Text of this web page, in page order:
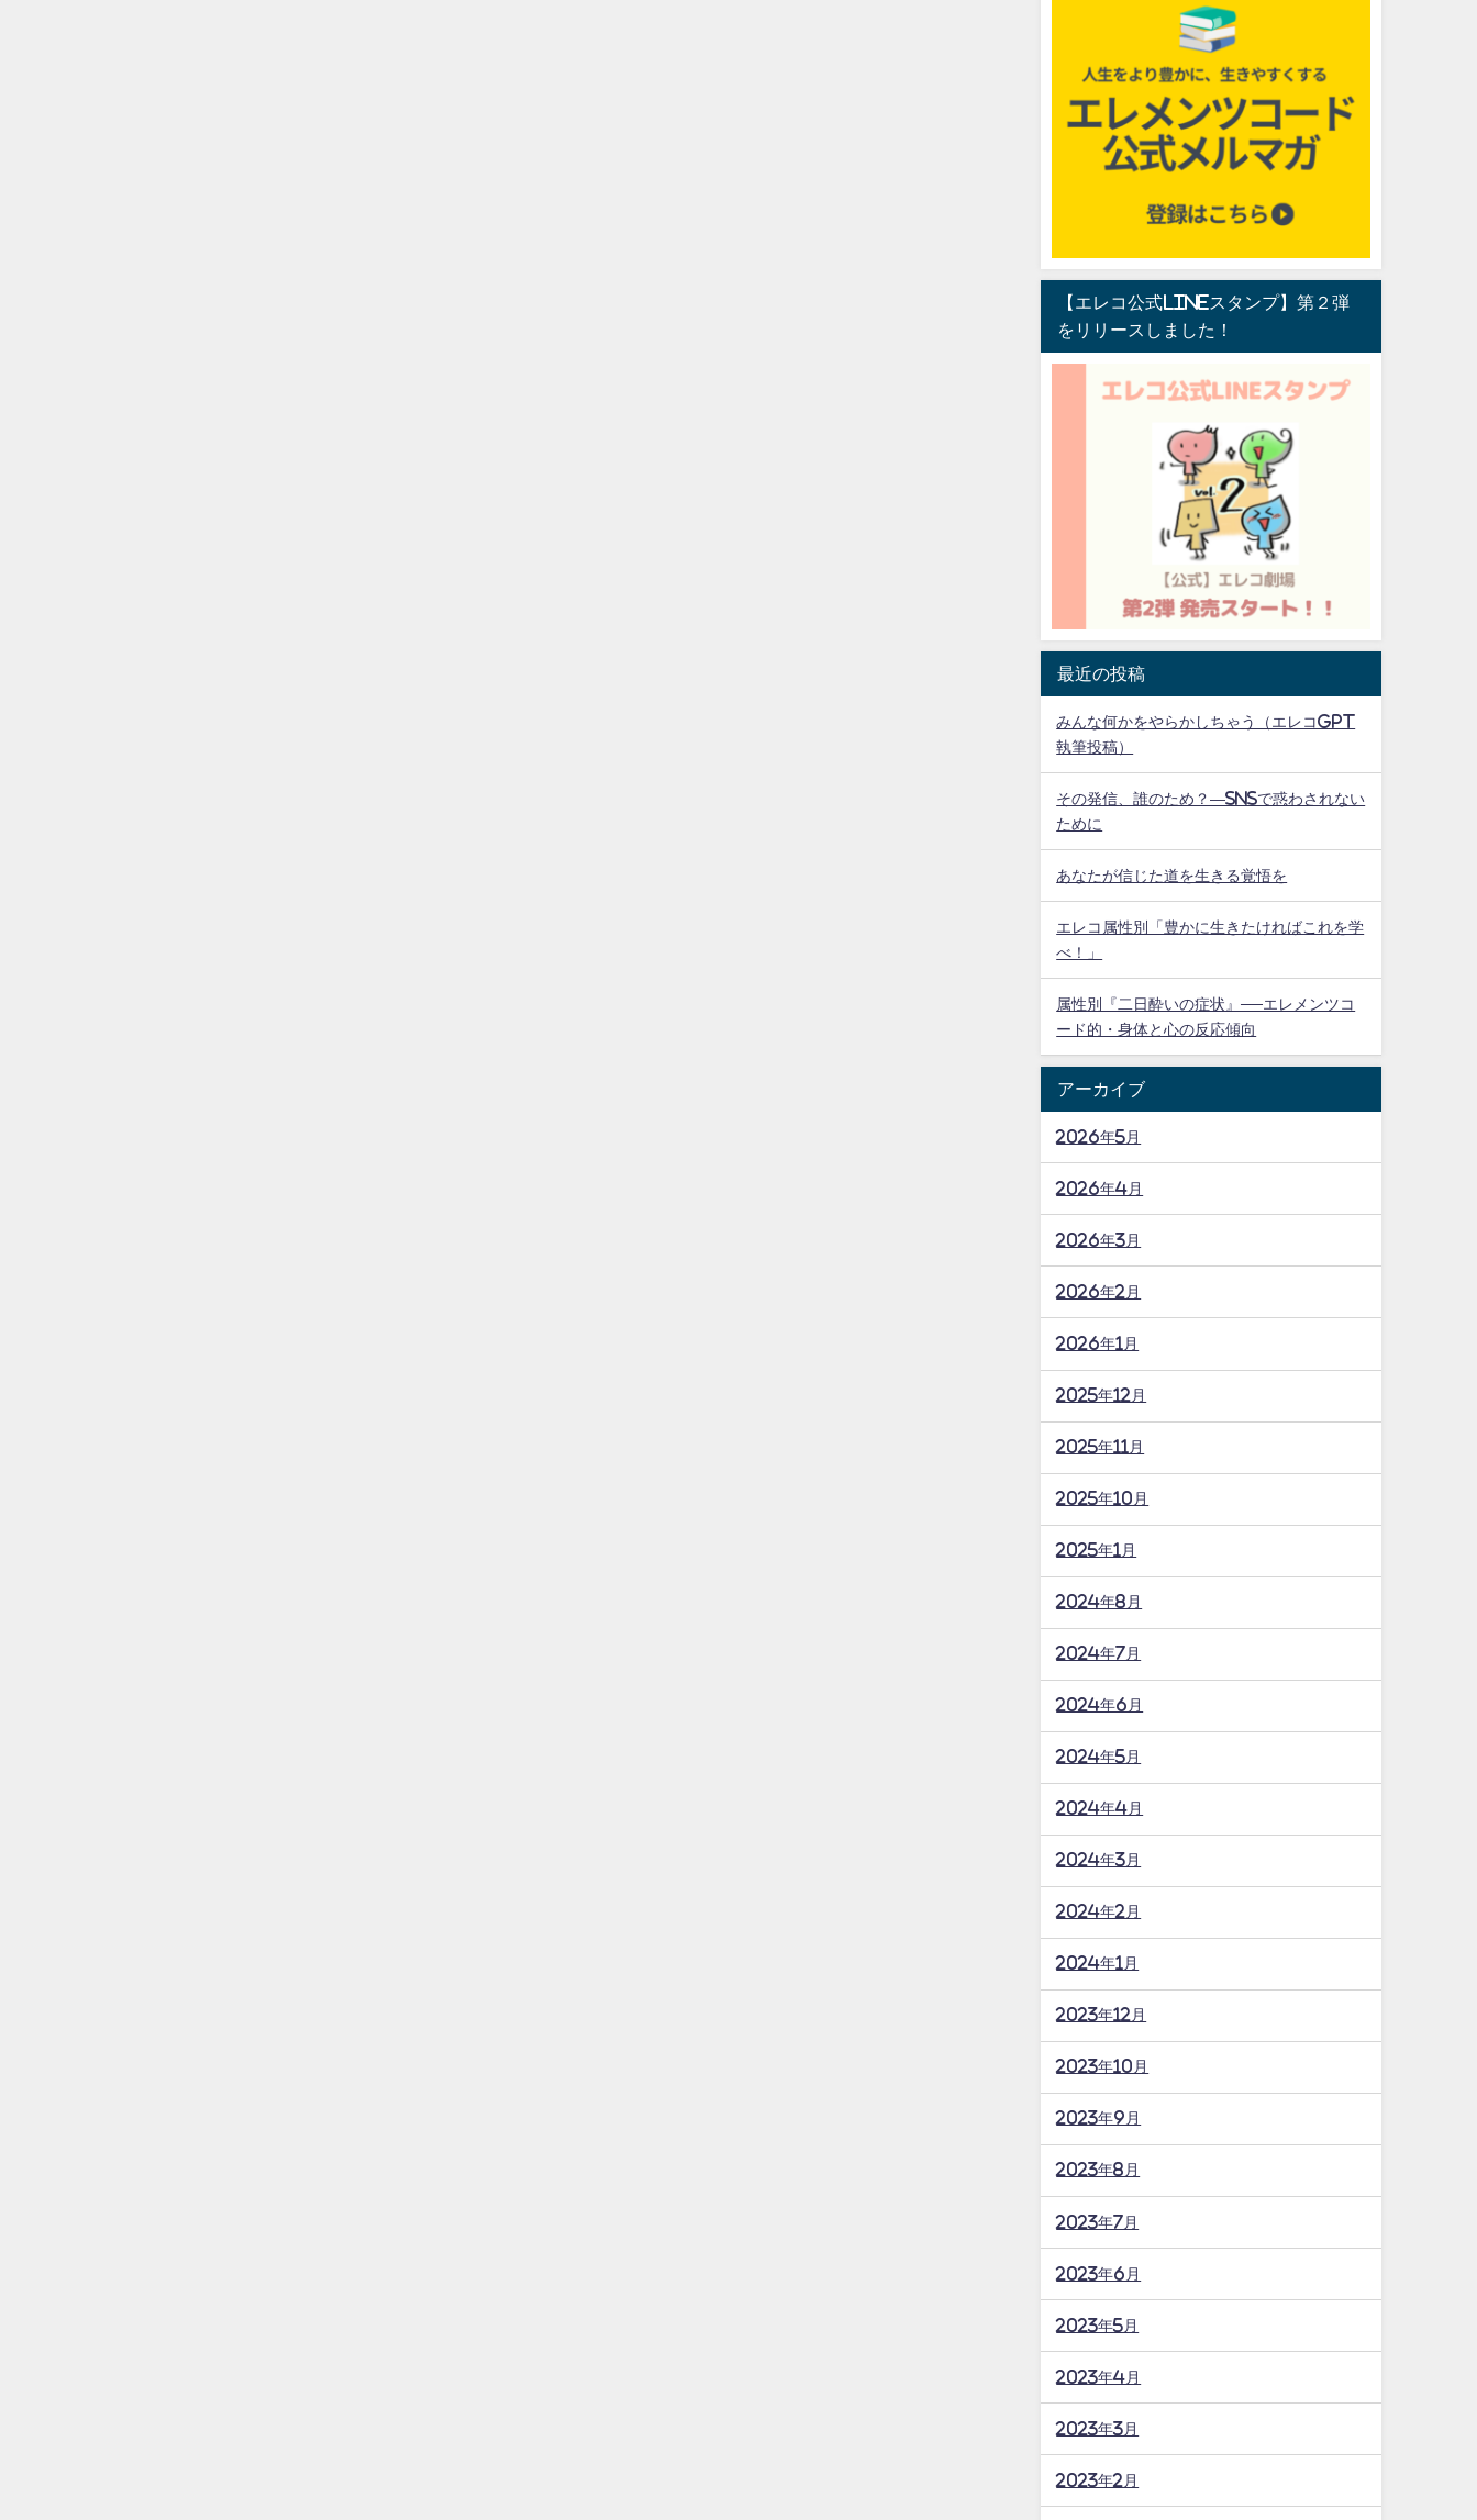
【エレコ公式LINEスタンプ】第２弾
をリリースしました！
最近の投稿
みんな何かをやらかしちゃう（エレコGPT
執筆投稿）
その発信、誰のため？—SNSで惑わされない
ために
あなたが信じた道を生きる覚悟を
エレコ属性別「豊かに生きたければこれを学
べ！」
属性別『二日酔いの症状』──エレメンツコ
ード的・身体と心の反応傾向
アーカイブ
2026年5月
2026年4月
2026年3月
2026年2月
2026年1月
2025年12月
2025年11月
2025年10月
2025年1月
2024年8月
2024年7月
2024年6月
2024年5月
2024年4月
2024年3月
2024年2月
2024年1月
2023年12月
2023年10月
2023年9月
2023年8月
2023年7月
2023年6月
2023年5月
2023年4月
2023年3月
2023年2月